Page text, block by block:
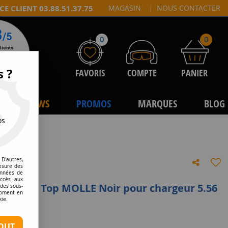
CLIENT 03.88.51.37.75 MAGASIN | NOUS CONTACTER
0
FAVORIS COMPTE
0
PANIER
NEWS PROMOS MARQUES BLOG
Open Top MOLLE Noir pour chargeur 5.56
avis
?
des
de
aux
sous-
en